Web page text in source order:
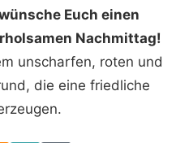
Euch einen
Nachmittag!
unscharfen, roten und
die eine friedliche